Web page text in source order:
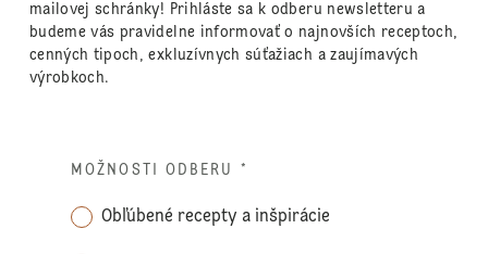
mailovej schránky! Prihláste sa k odberu newsletteru a
budeme vás pravidelne informovať o najnovších receptoch,
cenných tipoch, exkluzívnych súťažiach a zaujímavých
výrobkoch.
MOŽNOSTI ODBERU *
Obľúbené recepty a inšpirácie